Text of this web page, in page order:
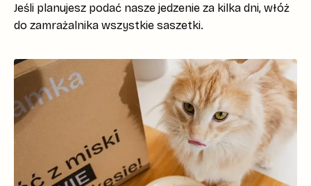
Jeśli planujesz podać nasze jedzenie za kilka dni, włóż
do zamrażalnika wszystkie saszetki.